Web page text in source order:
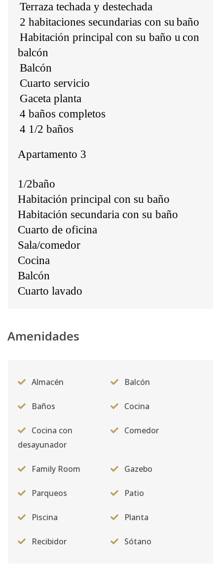
Terraza techada y destechada
2 habitaciones secundarias con su baño
Habitación principal con su baño u con
balcón
Balcón
Cuarto servicio
Gaceta planta
4 baños completos
4 1/2 baños
Apartamento 3
1/2baño
Habitación principal con su baño
Habitación secundaria con su baño
Cuarto de oficina
Sala/comedor
Cocina
Balcón
Cuarto lavado
Amenidades
Almacén Balcón
Baños Cocina
Cocina con
desayunador
Comedor
Family Room Gazebo
Parqueos Patio
Piscina Planta
Recibidor Sótano